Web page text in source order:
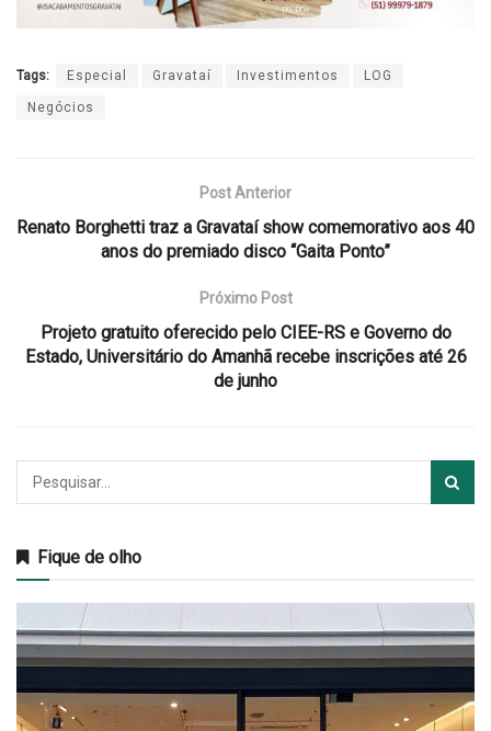
Tags: Especial Gravataí Investimentos LOG
Negócios
Post Anterior
Renato Borghetti traz a Gravataí show comemorativo aos 40
anos do premiado disco “Gaita Ponto”
Próximo Post
Projeto gratuito oferecido pelo CIEE-RS e Governo do
Estado, Universitário do Amanhã recebe inscrições até 26
de junho
Fique de olho